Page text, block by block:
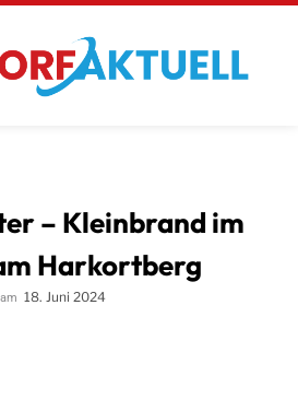
– Kleinbrand im
Harkortberg
18. Juni 2024